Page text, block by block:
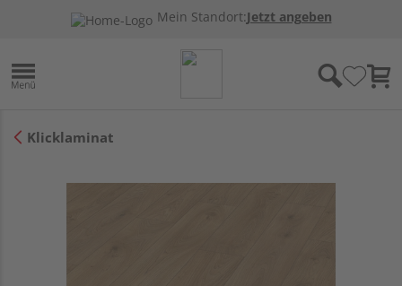
Mein Standort:Jetzt angeben
Klicklaminat